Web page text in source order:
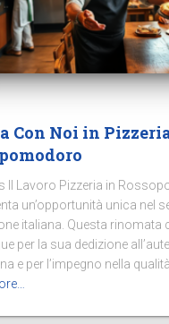
Con Noi in
Il Lavoro Pizzeria in
un’opportunità unica nel
italiana. Questa rinomata
per la sua dedizione
e per l’impegno nella